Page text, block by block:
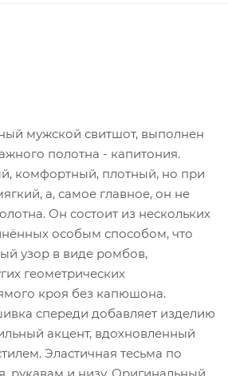
мужской свитшот, выполнен
полотна - капитония.
комфортный, плотный, но при
а, самое главное, он не
Он состоит из нескольких
особым способом, что
узор в виде ромбов,
геометрических
кроя без капюшона.
спереди добавляет изделию
акцент, вдохновленный
Эластичная тесьма по
рукавам и низу. Оригинальный